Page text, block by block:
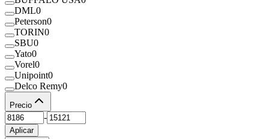
DML0
Peterson0
TORIN0
SBU0
Yato0
Vorel0
Unipoint0
Delco Remy0
Precio
-
Aplicar